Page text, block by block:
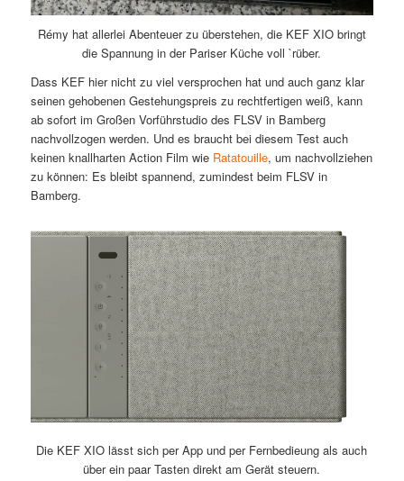
Rémy hat allerlei Abenteuer zu überstehen, die KEF XIO bringt
die Spannung in der Pariser Küche voll `rüber.
Dass KEF hier nicht zu viel versprochen hat und auch ganz klar
seinen gehobenen Gestehungspreis zu rechtfertigen weiß, kann
ab sofort im Großen Vorführstudio des FLSV in Bamberg
nachvollzogen werden. Und es braucht bei diesem Test auch
keinen knallharten Action Film wie Ratatouille, um nachvollziehen
zu können: Es bleibt spannend, zumindest beim FLSV in
Bamberg.
Die KEF XIO lässt sich per App und per Fernbedieung als auch
über ein paar Tasten direkt am Gerät steuern.